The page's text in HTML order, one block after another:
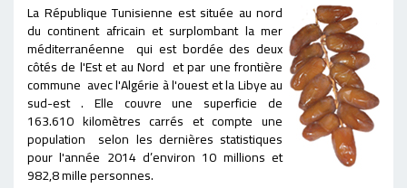
La République Tunisienne est située au nord
du continent africain et surplombant la mer
méditerranéenne qui est bordée des deux
côtés de l'Est et au Nord et par une frontière
commune avec l'Algérie à l'ouest et la Libye au
sud-est . Elle couvre une superficie de
163.610 kilomètres carrés et compte une
population selon les dernières statistiques
pour l'année 2014 d’environ 10 millions et
982,8 mille personnes.